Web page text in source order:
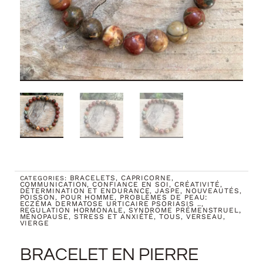
CATEGORIES: BRACELETS, CAPRICORNE,
COMMUNICATION,CONFIANCE EN SOI, CRÉATIVITÉ,
DÉTERMINATION ET ENDURANCE,JASPE, NOUVEAUTÉS,
POISSON, POUR HOMME, PROBLÈMES DE PEAU:
ECZÉMA DERMATOSE URTICAIRE PSORIASIS ..,
REGULATION HORMONALE, SYNDROME PRÉMENSTRUEL,
MÉNOPAUSE, STRESS ET ANXIÉTÉ,TOUS, VERSEAU,
VIERGE
BRACELET EN PIERRE